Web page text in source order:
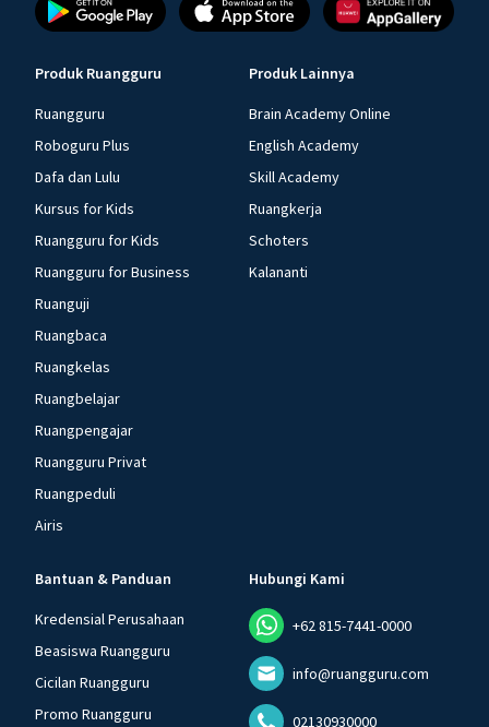
Produk Ruangguru
Ruangguru
Roboguru Plus
Dafa dan Lulu
Kursus for Kids
Ruangguru for Kids
Ruangguru for Business
Ruanguji
Ruangbaca
Ruangkelas
Ruangbelajar
Ruangpengajar
Ruangguru Privat
Ruangpeduli
Airis
Produk Lainnya
Brain Academy Online
English Academy
Skill Academy
Ruangkerja
Schoters
Kalananti
Bantuan & Panduan
Kredensial Perusahaan
Beasiswa Ruangguru
Cicilan Ruangguru
Promo Ruangguru
Hubungi Kami
+62 815-7441-0000
info@ruangguru.com
02130930000